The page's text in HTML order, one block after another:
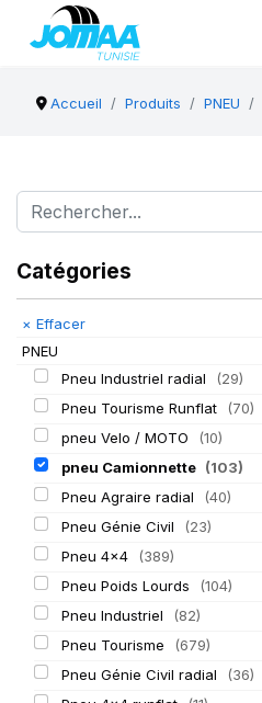
Accueil Produits PNEU
Catégories
× Effacer
PNEU
Pneu Industriel radial
(29)
Pneu Tourisme Runflat
(70)
pneu Velo / MOTO
(10)
pneu Camionnette (103)
Pneu Agraire radial
(40)
Pneu Génie Civil
(23)
Pneu 4x4
(389)
Pneu Poids Lourds
(104)
Pneu Industriel
(82)
Pneu Tourisme
(679)
Pneu Génie Civil radial
(36)